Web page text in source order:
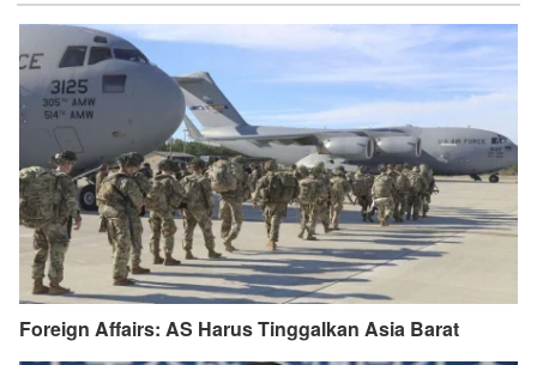
Foreign Affairs: AS Harus Tinggalkan Asia Barat